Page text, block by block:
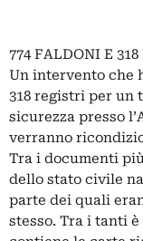
774 FALDONI E
Un intervento che
318 registri per un
sicurezza presso
verranno
Tra i documenti
dello stato civile
parte dei quali
stesso. Tra i tanti